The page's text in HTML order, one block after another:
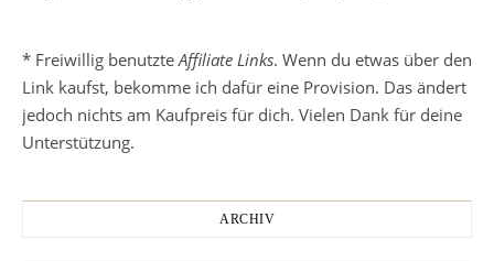
* Freiwillig benutzte Affiliate Links. Wenn du etwas über den
Link kaufst, bekomme ich dafür eine Provision. Das ändert
jedoch nichts am Kaufpreis für dich. Vielen Dank für deine
Unterstützung.
ARCHIV